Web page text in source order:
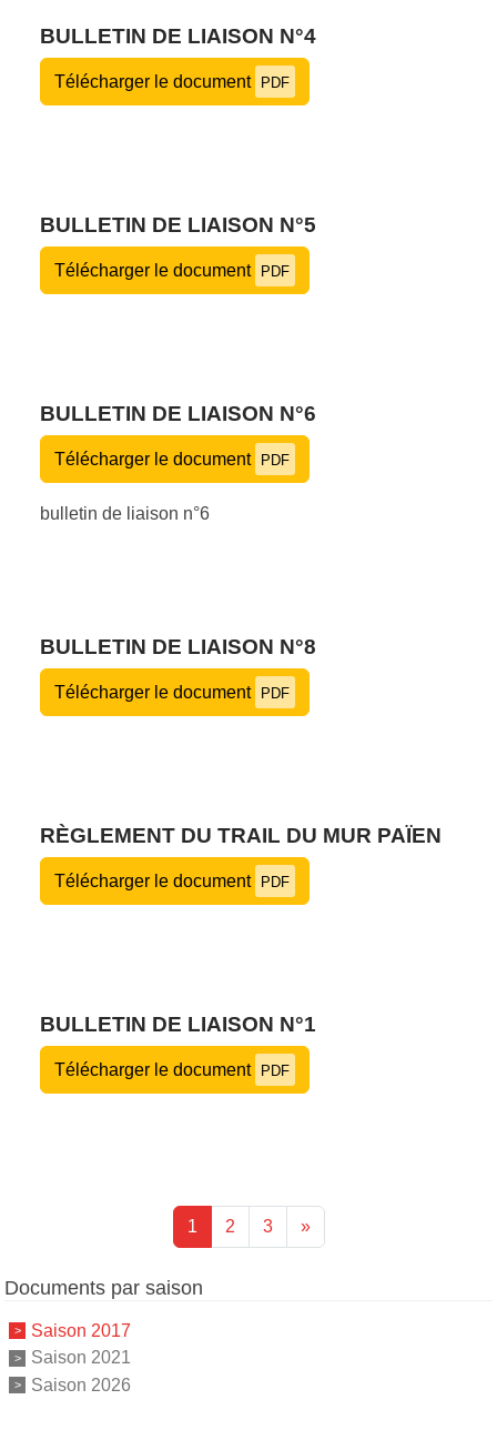
BULLETIN DE LIAISON N°4
Télécharger le document PDF
BULLETIN DE LIAISON N°5
Télécharger le document PDF
BULLETIN DE LIAISON N°6
Télécharger le document PDF
bulletin de liaison n°6
BULLETIN DE LIAISON N°8
Télécharger le document PDF
RÈGLEMENT DU TRAIL DU MUR PAÏEN
Télécharger le document PDF
BULLETIN DE LIAISON N°1
Télécharger le document PDF
1 2 3 »
Documents par saison
Saison 2017
Saison 2021
Saison 2026